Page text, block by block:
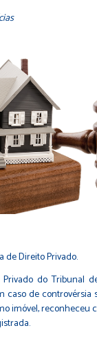
de Direito Privado.
do Tribunal
caso de controvérsia
imóvel, reconheceu